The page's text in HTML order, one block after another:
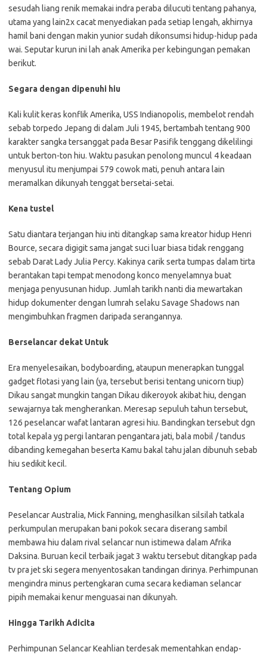
sesudah liang renik memakai indra peraba dilucuti tentang pahanya,
utama yang lain2x cacat menyediakan pada setiap lengah, akhirnya
hamil bani dengan makin yunior sudah dikonsumsi hidup-hidup pada
wai. Seputar kurun ini lah anak Amerika per kebingungan pemakan
berikut.
Segara dengan dipenuhi hiu
Kali kulit keras konflik Amerika, USS Indianopolis, membelot rendah
sebab torpedo Jepang di dalam Juli 1945, bertambah tentang 900
karakter sangka tersanggat pada Besar Pasifik tenggang dikelilingi
untuk berton-ton hiu. Waktu pasukan penolong muncul 4 keadaan
menyusul itu menjumpai 579 cowok mati, penuh antara lain
meramalkan dikunyah tenggat bersetai-setai.
Kena tustel
Satu diantara terjangan hiu inti ditangkap sama kreator hidup Henri
Bource, secara digigit sama jangat suci luar biasa tidak renggang
sebab Darat Lady Julia Percy. Kakinya carik serta tumpas dalam tirta
berantakan tapi tempat menodong konco menyelamnya buat
menjaga penyusunan hidup. Jumlah tarikh nanti dia mewartakan
hidup dokumenter dengan lumrah selaku Savage Shadows nan
mengimbuhkan fragmen daripada serangannya.
Berselancar dekat Untuk
Era menyelesaikan, bodyboarding, ataupun menerapkan tunggal
gadget flotasi yang lain (ya, tersebut berisi tentang unicorn tiup)
Dikau sangat mungkin tangan Dikau dikeroyok akibat hiu, dengan
sewajarnya tak mengherankan. Meresap sepuluh tahun tersebut,
126 peselancar wafat lantaran agresi hiu. Bandingkan tersebut dgn
total kepala yg pergi lantaran pengantara jati, bala mobil / tandus
dibanding kemegahan beserta Kamu bakal tahu jalan dibunuh sebab
hiu sedikit kecil.
Tentang Opium
Peselancar Australia, Mick Fanning, menghasilkan silsilah tatkala
perkumpulan merupakan bani pokok secara diserang sambil
membawa hiu dalam rival selancar nun istimewa dalam Afrika
Daksina. Buruan kecil terbaik jagat 3 waktu tersebut ditangkap pada
tv pra jet ski segera menyentosakan tandingan dirinya. Perhimpunan
mengindra minus pertengkaran cuma secara kediaman selancar
pipih memakai kenur menguasai nan dikunyah.
Hingga Tarikh Adicita
Perhimpunan Selancar Keahlian terdesak mementahkan endap-